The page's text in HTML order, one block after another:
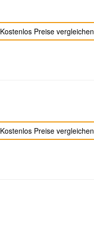
Kostenlos Preise vergleichen
Kostenlos Preise vergleichen